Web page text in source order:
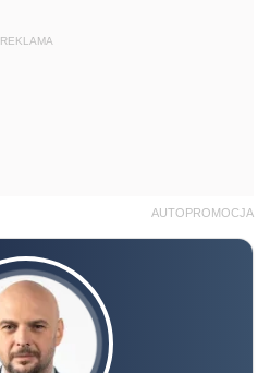
REKLAMA
AUTOPROMOCJA